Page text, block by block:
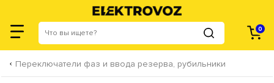
0
Переключатели фаз и ввода резерва, рубильники